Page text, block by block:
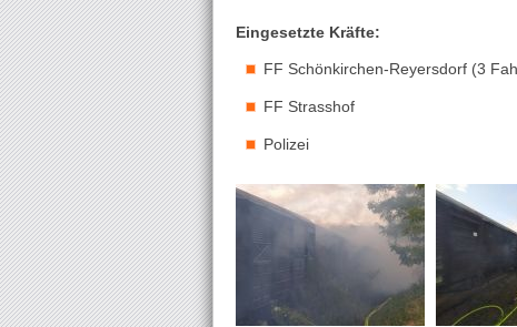
Eingesetzte Kräfte:
FF Schönkirchen-Reyersdorf (3
FF Strasshof
Polizei